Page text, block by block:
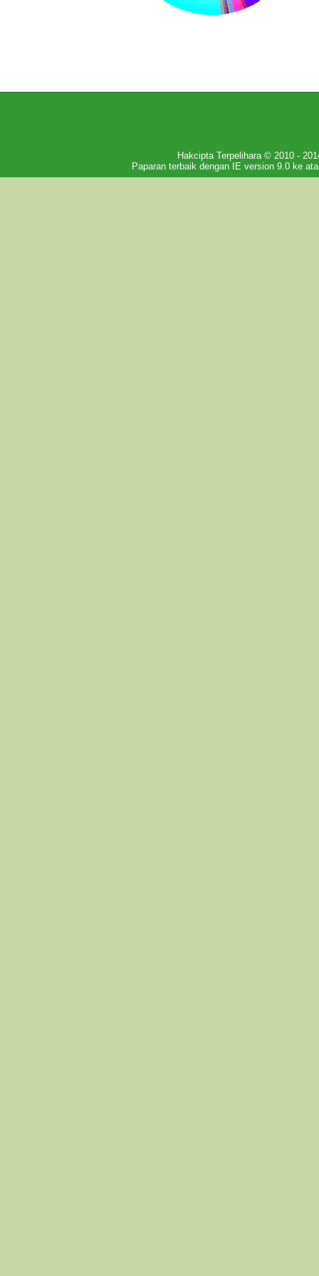
Hakcipta Terpelihara © 2010 -
Paparan terbaik dengan IE version 9.0 ke